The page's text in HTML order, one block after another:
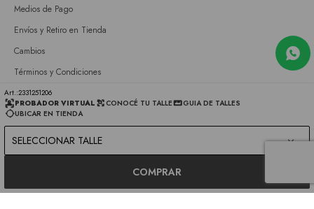
2331251206
PROBADOR VIRTUAL
CONOCÉ TU TALLE
GUIA DE TALLES
UBICAR EN TIENDA
SELECCIONAR TALLE
COMPRAR
Medios de Pago
Envíos y Retiro en Tienda
Cambios
Términos y Condiciones
GIFT CARD
Empresa
Sobre nosotros
Únete a nuestro equipo